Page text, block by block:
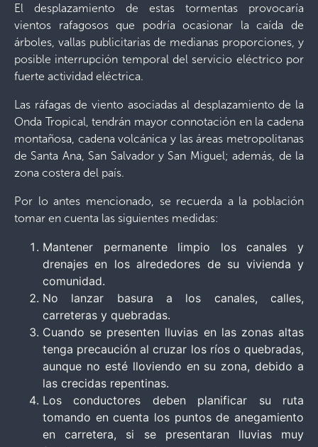
El desplazamiento de estas tormentas provocaría
vientos rafagosos que podría ocasionar la caída de
árboles, vallas publicitarias de medianas proporciones, y
posible interrupción temporal del servicio eléctrico por
fuerte actividad eléctrica.
Las ráfagas de viento asociadas al desplazamiento de la
Onda Tropical, tendrán mayor connotación en la cadena
montañosa, cadena volcánica y las áreas metropolitanas
de Santa Ana, San Salvador y San Miguel; además, de la
zona costera del país.
Por lo antes mencionado, se recuerda a la población
tomar en cuenta las siguientes medidas:
Mantener permanente limpio los canales y
drenajes en los alrededores de su vivienda y
comunidad.
No lanzar basura a los canales, calles,
carreteras y quebradas.
Cuando se presenten lluvias en las zonas altas
tenga precaución al cruzar los ríos o quebradas,
aunque no esté lloviendo en su zona, debido a
las crecidas repentinas.
Los conductores deben planificar su ruta
tomando en cuenta los puntos de anegamiento
en carretera, si se presentaran lluvias muy